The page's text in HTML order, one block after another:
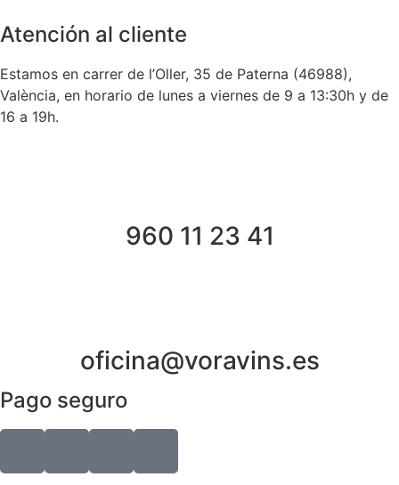
Atención al cliente
Estamos en carrer de l’Oller, 35 de Paterna (46988),
València, en horario de lunes a viernes de 9 a 13:30h y de
16 a 19h.
960 11 23 41
oficina@voravins.es
Pago seguro